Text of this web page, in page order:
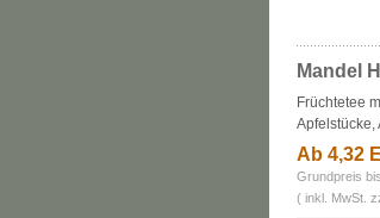
Mandel
Früchtetee
Apfelstücke,
Ab 4,32
Grundpreis
( inkl. MwSt.